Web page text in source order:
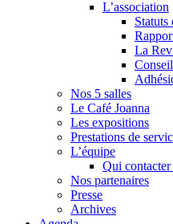
L’association
Statuts
La
Nos 5 salles
Le Café Joanna
Les expositions
Prestations de
L’équipe
Qui contacter
Nos partenaires
Presse
Archives